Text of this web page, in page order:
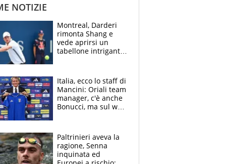
NOTIZIE
Montreal, Darderi
rimonta Shang e
vede aprirsi un
tabellone intrigante:
felice del mio livello"
Italia, ecco lo staff di
Mancini: Oriali team
manager, c'è anche
Bonucci, ma sul web
Paltrinieri aveva la
ragione, Senna
inquinata ed